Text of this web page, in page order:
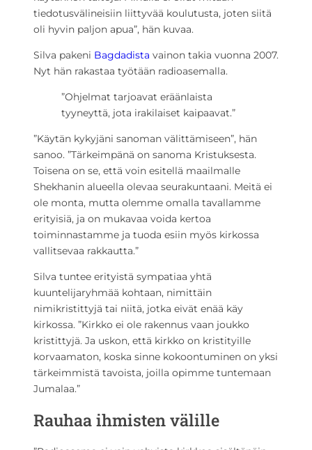
tiedotusvälineisiin liittyvää koulutusta, joten siitä
oli hyvin paljon apua”, hän kuvaa.
Silva pakeni Bagdadista vainon takia vuonna 2007.
Nyt hän rakastaa työtään radioasemalla.
”Ohjelmat tarjoavat eräänlaista
tyyneyttä, jota irakilaiset kaipaavat.”
”Käytän kykyjäni sanoman välittämiseen”, hän
sanoo. ”Tärkeimpänä on sanoma Kristuksesta.
Toisena on se, että voin esitellä maailmalle
Shekhanin alueella olevaa seurakuntaani. Meitä ei
ole monta, mutta olemme omalla tavallamme
erityisiä, ja on mukavaa voida kertoa
toiminnastamme ja tuoda esiin myös kirkossa
vallitsevaa rakkautta.”
Silva tuntee erityistä sympatiaa yhtä
kuuntelijaryhmää kohtaan, nimittäin
nimikristittyjä tai niitä, jotka eivät enää käy
kirkossa. ”Kirkko ei ole rakennus vaan joukko
kristittyjä. Ja uskon, että kirkko on kristityille
korvaamaton, koska sinne kokoontuminen on yksi
tärkeimmistä tavoista, joilla opimme tuntemaan
Jumalaa.”
Rauhaa ihmisten välille